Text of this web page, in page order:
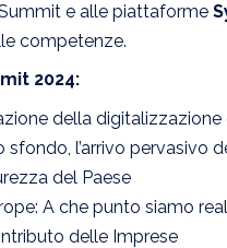
e alle piattaforme
competenze.
2024:
della
l’arrivo pervasivo
del Paese
A che punto siamo
delle Imprese